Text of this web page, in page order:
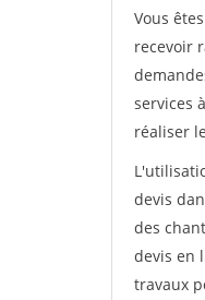
Vous
recevoir
services
réaliser
devis
des
devis en
travaux